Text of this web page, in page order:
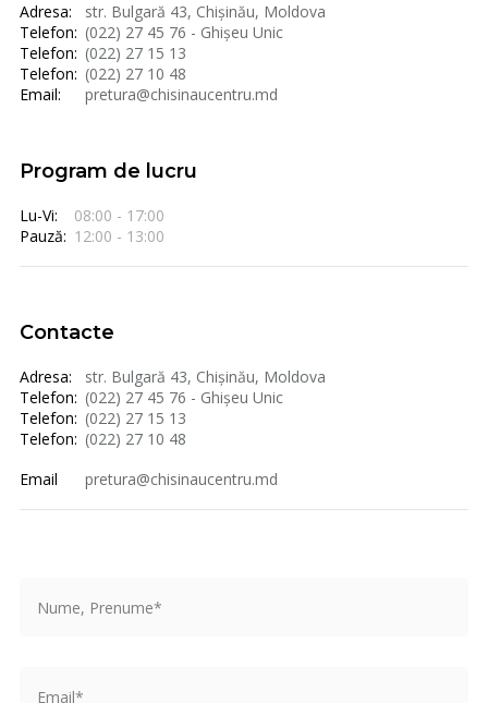
Adresa:
str. Bulgară 43, Chișinău, Moldova
Telefon: (022) 27 45 76 - Ghișeu Unic
Telefon: (022) 27 15 13
Telefon: (022) 27 10 48
Email:
pretura@chisinaucentru.md
Program de lucru
Lu-Vi:
08:00 - 17:00
Pauză: 12:00 - 13:00
Contacte
Adresa:
str. Bulgară 43, Chișinău, Moldova
Telefon: (022) 27 45 76 - Ghișeu Unic
Telefon: (022) 27 15 13
Telefon: (022) 27 10 48
Email
pretura@chisinaucentru.md